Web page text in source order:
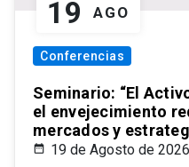
19 AGO
Conferencias
Seminario: “El
el envejecimiento
mercados y
19 de Agosto de 2026